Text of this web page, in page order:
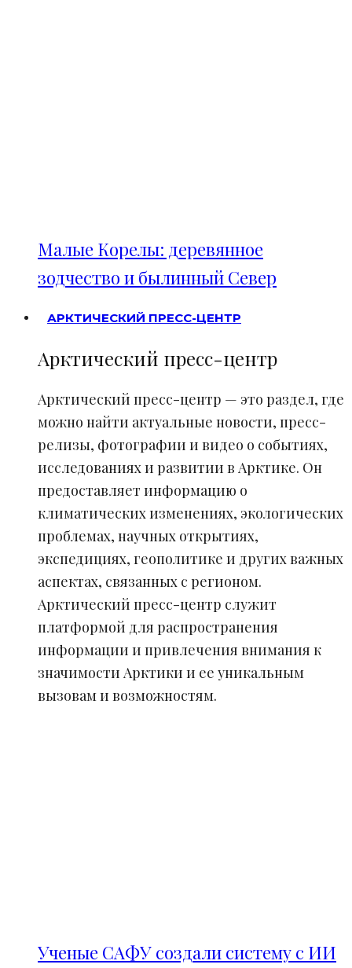
Малые Корелы: деревянное
зодчество и былинный Север
АРКТИЧЕСКИЙ ПРЕСС-ЦЕНТР
Арктический пресс-центр
Арктический пресс-центр — это раздел, где
можно найти актуальные новости, пресс-
релизы, фотографии и видео о событиях,
исследованиях и развитии в Арктике. Он
предоставляет информацию о
климатических изменениях, экологических
проблемах, научных открытиях,
экспедициях, геополитике и других важных
аспектах, связанных с регионом.
Арктический пресс-центр служит
платформой для распространения
информации и привлечения внимания к
значимости Арктики и ее уникальным
вызовам и возможностям.
Ученые САФУ создали систему с ИИ